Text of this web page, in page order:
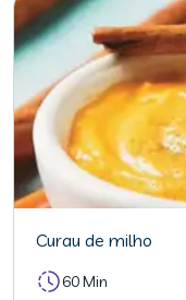
Curau de milho
60 Min